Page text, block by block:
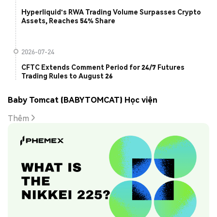
Hyperliquid's RWA Trading Volume Surpasses Crypto
Assets, Reaches 54% Share
2026-07-24
CFTC Extends Comment Period for 24/7 Futures
Trading Rules to August 26
Baby Tomcat (BABYTOMCAT) Học viện
Thêm